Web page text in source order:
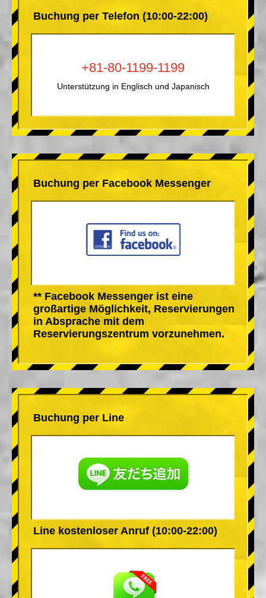
Buchung per Telefon (10:00-22:00)
+81-80-1199-1199
Unterstützung in Englisch und Japanisch
Buchung per Facebook Messenger
** Facebook Messenger ist eine
großartige Möglichkeit, Reservierungen
in Absprache mit dem
Reservierungszentrum vorzunehmen.
Buchung per Line
Line kostenloser Anruf (10:00-22:00)